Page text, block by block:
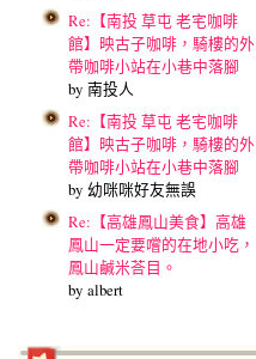
Re:【南投 草屯 老宅咖啡
館】映古子咖啡，騎樓的外
帶咖啡小站在小巷中落腳
by 南投人
Re:【南投 草屯 老宅咖啡
館】映古子咖啡，騎樓的外
帶咖啡小站在小巷中落腳
by 幼咪咪好友無誤
Re:【高雄鳳山美食】高雄
鳳山一定要嚐的在地小吃，
鳳山鹹米荅目。
by albert